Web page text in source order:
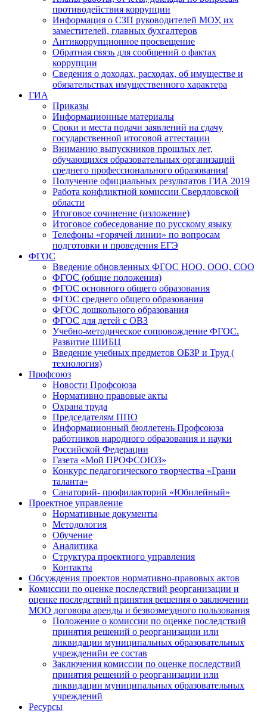
противодействия коррупции
Информация о СЗП руководителей МОУ, их
заместителей, главных бухгалтеров
Антикоррупционное просвещение
Обратная связь для сообщений о фактах
коррупции
Сведения о доходах, расходах, об имуществе и
обязательствах имущественного характера
ГИА
Приказы
Информационные материалы
Сроки и места подачи заявлений на сдачу
государственной итоговой аттестации
Вниманию выпускников прошлых лет,
обучающихся образовательных организаций
среднего профессионального образования!
Получение официальных результатов ГИА 2019
Работа конфликтной комиссии Свердловской
области
Итоговое сочинение (изложение)
Итоговое собеседование по русскому языку
Телефоны «горячей линии» по вопросам
подготовки и проведения ЕГЭ
ФГОС
Введение обновленных ФГОС НОО, ООО, СОО
ФГОС (общие положения)
ФГОС основного общего образования
ФГОС среднего общего образования
ФГОС дошкольного образования
ФГОС для детей с ОВЗ
Учебно-методическое сопровождение ФГОС.
Развитие ШИБЦ
Введение учебных предметов ОБЗР и Труд (
технология)
Профсоюз
Новости Профсоюза
Нормативно правовые акты
Охрана труда
Председателям ППО
Информационный бюллетень Профсоюза
работников народного образования и науки
Российской Федерации
Газета «Мой ПРОФСОЮЗ»
Конкурс педагогического творчества «Грани
таланта»
Санаторий- профилакторий «Юбилейный»
Проектное управление
Нормативные документы
Методология
Обучение
Аналитика
Структура проектного управления
Контакты
Обсуждения проектов нормативно-правовых актов
Комиссии по оценке последствий реорганизации и
оценке последствий принятия решения о заключении
МОО договора аренды и безвозмездного пользования
Положение о комиссии по оценке последствий
принятия решений о реорганизации или
ликвидации муниципальных образовательных
учрежденийи ее состав
Заключения комиссии по оценке последствий
принятия решений о реорганизации или
ликвидации муниципальных образовательных
учреждений
Ресурсы